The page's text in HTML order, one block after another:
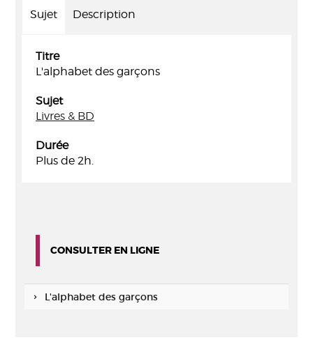
Sujet Description
Titre
L'alphabet des garçons
Sujet
Livres & BD
Durée
Plus de 2h.
CONSULTER EN LIGNE
L'alphabet des garçons